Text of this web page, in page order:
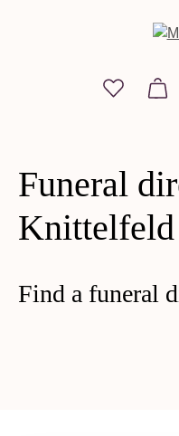
You
Funeral
Knittelfeld
Find a funeral